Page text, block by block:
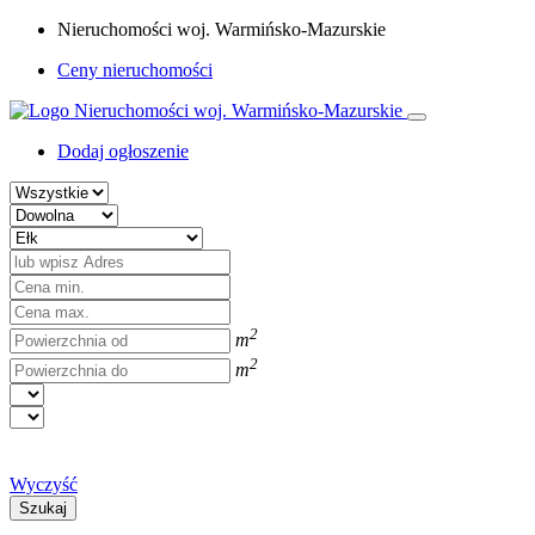
Nieruchomości woj. Warmińsko-Mazurskie
Ceny nieruchomości
Dodaj ogłoszenie
m2
m2
Wyczyść
Szukaj